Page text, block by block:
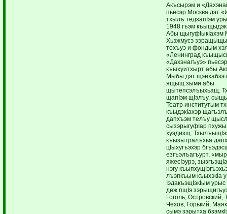
Акъсырэм и
пьесэр Москва дэт
тхылъ тедзапIэм
1948 гъэм
Абы щыгуфIыкIахэм
Хьэжмусэ
тохъуэ и фондым
«Ленинград
«Дахэнагъуэ»
къыхуитхырт абы
Мыбы дэт щэнхабзэ
ящыщ зыми абы
щытепсэлъыхьащ.
щапIэм щIэлъу,
Театр институтым
къыдэкIахэр
дапхъэм телъу
сызэрыгуфIар
хуэдизщ.
къызытралъхьа
цIыхугъэхэр
езгъэлъагъурт,
яжесIэурэ,
нэгу
лъэпкъым къыхэкIа
IэдакъэщIэкIым
деж пщIэ
Гоголь, Островский,
Чехов, Горький,
сымэ зэрытха